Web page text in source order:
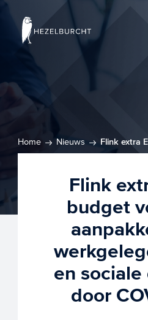
Home Nieuws
Flink extra
Flink
budget
en
door